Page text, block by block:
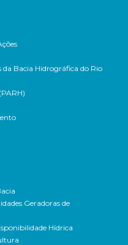
da Bacia Hidrográfica do Rio
Geradoras de
Hídrica